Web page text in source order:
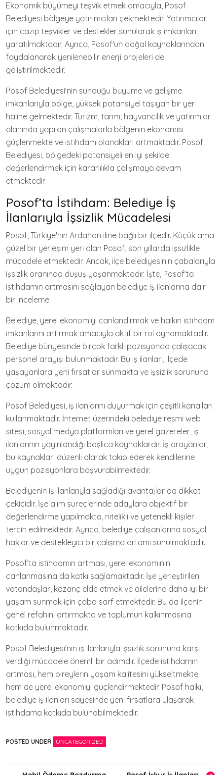
Ekonomik büyümeyi teşvik etmek amacıyla, Posof
Belediyesi bölgeye yatırımcıları çekmektedir. Yatırımcılar
için cazip teşvikler ve destekler sunularak iş imkanları
yaratılmaktadır. Ayrıca, Posof'un doğal kaynaklarından
faydalanarak yenilenebilir enerji projeleri de
geliştirilmektedir.
Posof Belediyesi'nin sunduğu büyüme ve gelişme
imkanlarıyla bölge, yüksek potansiyel taşıyan bir yer
haline gelmektedir. Turizm, tarım, hayvancılık ve yatırımlar
alanında yapılan çalışmalarla bölgenin ekonomisi
güçlenmekte ve istihdam olanakları artmaktadır. Posof
Belediyesi, bölgedeki potansiyeli en iyi şekilde
değerlendirmek için kararlılıkla çalışmaya devam
etmektedir.
Posof’ta İstihdam: Belediye İş
İlanlarıyla İşsizlik Mücadelesi
Posof, Türkiye'nin Ardahan iline bağlı bir ilçedir. Küçük ama
güzel bir yerleşim yeri olan Posof, son yıllarda işsizlikle
mücadele etmektedir. Ancak, ilçe belediyesinin çabalarıyla
işsizlik oranında düşüş yaşanmaktadır. İşte, Posof'ta
istihdamın artmasını sağlayan belediye iş ilanlarına dair
bir inceleme.
Belediye, yerel ekonomiyi canlandırmak ve halkın istihdam
imkanlarını artırmak amacıyla aktif bir rol oynamaktadır.
Belediye bünyesinde birçok farklı pozisyonda çalışacak
personel arayışı bulunmaktadır. Bu iş ilanları, ilçede
yaşayanlara yeni fırsatlar sunmakta ve işsizlik sorununa
çözüm olmaktadır.
Posof Belediyesi, iş ilanlarını duyurmak için çeşitli kanalları
kullanmaktadır. İnternet üzerindeki belediye resmi web
sitesi, sosyal medya platformları ve yerel gazeteler, iş
ilanlarının yayınlandığı başlıca kaynaklardır. İş arayanlar,
bu kaynakları düzenli olarak takip ederek kendilerine
uygun pozisyonlara başvurabilmektedir.
Belediyenin iş ilanlarıyla sağladığı avantajlar da dikkat
çekicidir. İşe alım süreçlerinde adaylara objektif bir
değerlendirme yapılmakta, nitelikli ve yetenekli kişiler
tercih edilmektedir. Ayrıca, belediye çalışanlarına sosyal
haklar ve destekleyici bir çalışma ortamı sunulmaktadır.
Posof'ta istihdamın artması, yerel ekonominin
canlanmasına da katkı sağlamaktadır. İşe yerleştirilen
vatandaşlar, kazanç elde etmek ve ailelerine daha iyi bir
yaşam sunmak için çaba sarf etmektedir. Bu da ilçenin
genel refahını artırmakta ve toplumun kalkınmasına
katkıda bulunmaktadır.
Posof Belediyesi'nin iş ilanlarıyla işsizlik sorununa karşı
verdiği mücadele önemli bir adımdır. İlçede istihdamın
artması, hem bireylerin yaşam kalitesini yükseltmekte
hem de yerel ekonomiyi güçlendirmektedir. Posof halkı,
belediye iş ilanları sayesinde yeni fırsatlara ulaşarak
istihdama katkıda bulunabilmektedir.
POSTED UNDER UNCATEGORIZED